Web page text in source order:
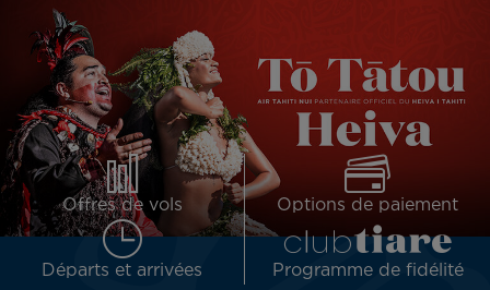
Offres de vols Options de paiement
Départs et arrivées Programme de fidélité